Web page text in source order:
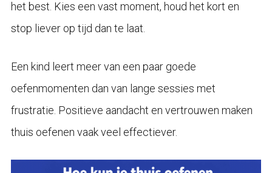
het best. Kies een vast moment, houd het kort en
stop liever op tijd dan te laat.
Een kind leert meer van een paar goede
oefenmomenten dan van lange sessies met
frustratie. Positieve aandacht en vertrouwen maken
thuis oefenen vaak veel effectiever.